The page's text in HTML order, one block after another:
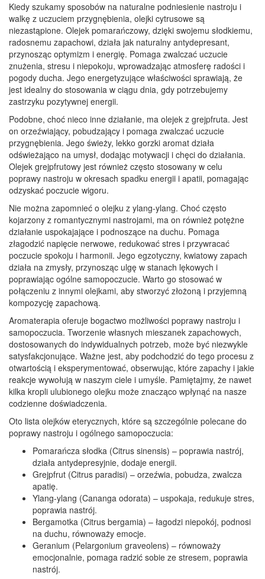
Kiedy szukamy sposobów na naturalne podniesienie nastroju i
walkę z uczuciem przygnębienia, olejki cytrusowe są
niezastąpione. Olejek pomarańczowy, dzięki swojemu słodkiemu,
radosnemu zapachowi, działa jak naturalny antydepresant,
przynosząc optymizm i energię. Pomaga zwalczać uczucie
znużenia, stresu i niepokoju, wprowadzając atmosferę radości i
pogody ducha. Jego energetyzujące właściwości sprawiają, że
jest idealny do stosowania w ciągu dnia, gdy potrzebujemy
zastrzyku pozytywnej energii.
Podobne, choć nieco inne działanie, ma olejek z grejpfruta. Jest
on orzeźwiający, pobudzający i pomaga zwalczać uczucie
przygnębienia. Jego świeży, lekko gorzki aromat działa
odświeżająco na umysł, dodając motywacji i chęci do działania.
Olejek grejpfrutowy jest również często stosowany w celu
poprawy nastroju w okresach spadku energii i apatii, pomagając
odzyskać poczucie wigoru.
Nie można zapomnieć o olejku z ylang-ylang. Choć często
kojarzony z romantycznymi nastrojami, ma on również potężne
działanie uspokajające i podnoszące na duchu. Pomaga
złagodzić napięcie nerwowe, redukować stres i przywracać
poczucie spokoju i harmonii. Jego egzotyczny, kwiatowy zapach
działa na zmysły, przynosząc ulgę w stanach lękowych i
poprawiając ogólne samopoczucie. Warto go stosować w
połączeniu z innymi olejkami, aby stworzyć złożoną i przyjemną
kompozycję zapachową.
Aromaterapia oferuje bogactwo możliwości poprawy nastroju i
samopoczucia. Tworzenie własnych mieszanek zapachowych,
dostosowanych do indywidualnych potrzeb, może być niezwykle
satysfakcjonujące. Ważne jest, aby podchodzić do tego procesu z
otwartością i eksperymentować, obserwując, które zapachy i jakie
reakcje wywołują w naszym ciele i umyśle. Pamiętajmy, że nawet
kilka kropli ulubionego olejku może znacząco wpłynąć na nasze
codzienne doświadczenia.
Oto lista olejków eterycznych, które są szczególnie polecane do
poprawy nastroju i ogólnego samopoczucia:
Pomarańcza słodka (Citrus sinensis) – poprawia nastrój,
działa antydepresyjnie, dodaje energii.
Grejpfrut (Citrus paradisi) – orzeźwia, pobudza, zwalcza
apatię.
Ylang-ylang (Cananga odorata) – uspokaja, redukuje stres,
poprawia nastrój.
Bergamotka (Citrus bergamia) – łagodzi niepokój, podnosi
na duchu, równoważy emocje.
Geranium (Pelargonium graveolens) – równoważy
emocjonalnie, pomaga radzić sobie ze stresem, poprawia
nastrój.